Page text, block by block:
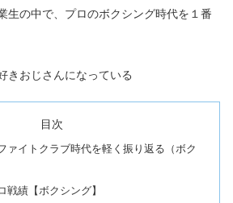
生の中で、プロのボクシング時代を１番
きおじさんになっている
目次
ァイトクラブ時代を軽く振り返る（ボク
績【ボクシング】